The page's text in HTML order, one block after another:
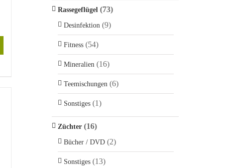
Rassegeflügel (73)
Desinfektion (9)
Fitness (54)
Mineralien (16)
Teemischungen (6)
Sonstiges (1)
Züchter (16)
Bücher / DVD (2)
Sonstiges (13)